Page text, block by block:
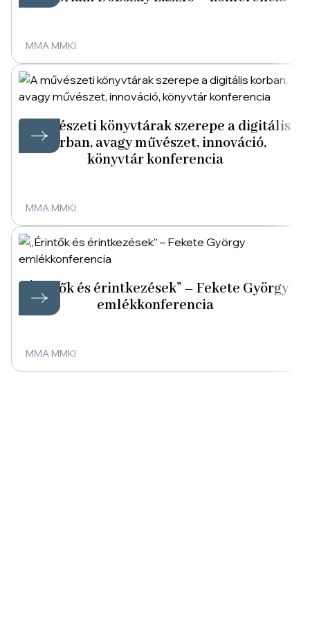
MMA MMKI
A művészeti könyvtárak szerepe a digitális
korban, avagy művészet, innováció,
könyvtár konferencia
MMA MMKI
„Érintők és érintkezések” – Fekete György
emlékkonferencia
MMA MMKI